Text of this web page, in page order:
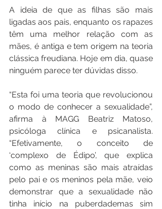
A ideia de que as filhas são mais
ligadas aos pais, enquanto os rapazes
têm uma melhor relação com as
mães, é antiga e tem origem na teoria
clássica freudiana. Hoje em dia, quase
ninguém parece ter dúvidas disso.
“Esta foi uma teoria que revolucionou
o modo de conhecer a sexualidade”,
afirma à MAGG Beatriz Matoso,
psicóloga clínica e psicanalista.
“Efetivamente, o conceito de
‘complexo de Édipo’, que explica
como as meninas são mais atraídas
pelo pai e os meninos pela mãe, veio
demonstrar que a sexualidade não
tinha início na puberdademas sim